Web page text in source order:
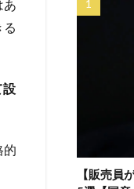
あ
設
的
【販売員